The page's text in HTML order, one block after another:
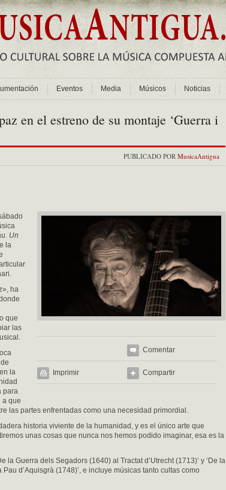
Eventos Media Músicos Noticias
en el estreno de su montaje ‘Guerra i
PUBLICADO POR MusicaAntigua
Comentar
Imprimir Compartir
Un
la
ha
que
las
la
para
a que
las partes enfrentadas como una necesidad primordial.
historia viviente de la humanidad, y es el único arte que
unas cosas que nunca nos hemos podido imaginar, esa es la
la Guerra dels Segadors (1640) al Tractat d’Utrecht (1713)’ y ‘De la
d’Aquisgrà (1748)’, e incluye músicas tanto cultas como